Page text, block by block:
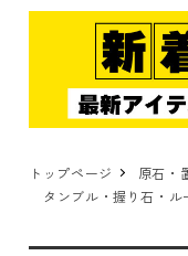
トップページ
原石・
タンブル・握り石・ル